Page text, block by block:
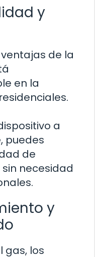
y
de la
en la
a
puedes
de
necesidad
y
gas, los